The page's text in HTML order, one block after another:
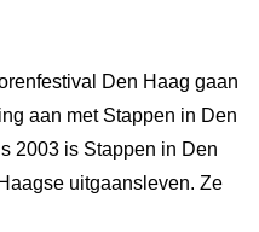
Den Haag gaan
aan met Stappen in Den
2003 is Stappen in Den
uitgaansleven. Ze